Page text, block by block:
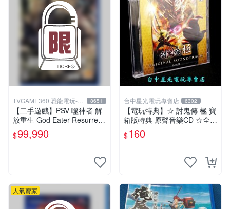
TVGAME360 恐龍電玩-台
中店
8651
【二手遊戲】PSV 噬神者 解
放重生 God Eater Resurrecti
on 日文版【台中恐龍電玩】
$99,990
台中星光電玩專賣店 6302
【電玩特典】☆ 討鬼傳 極 寶
箱版特典 原聲音樂CD ☆全新
品【台中星光電玩】
$160
人氣賣家